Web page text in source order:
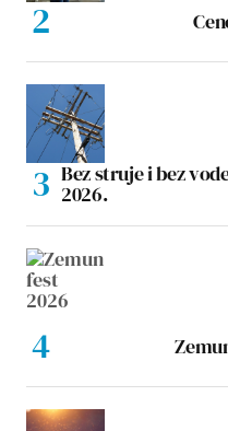
Bez struje i bez
2026.